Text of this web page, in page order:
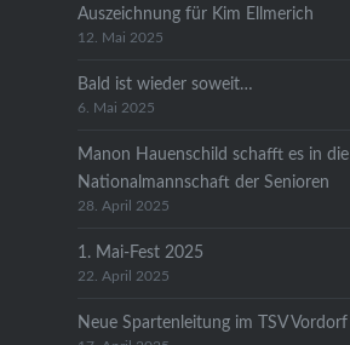
Auszeichnung für Kim Ellmerich
12. Mai 2025
Bald ist wieder soweit…
6. Mai 2025
Manon Hauenschild schafft es in die
Nationalmannschaft der Senioren
28. April 2025
1. Mai-Fest 2025
22. April 2025
Neue Spartenleitung im TSV Vordorf